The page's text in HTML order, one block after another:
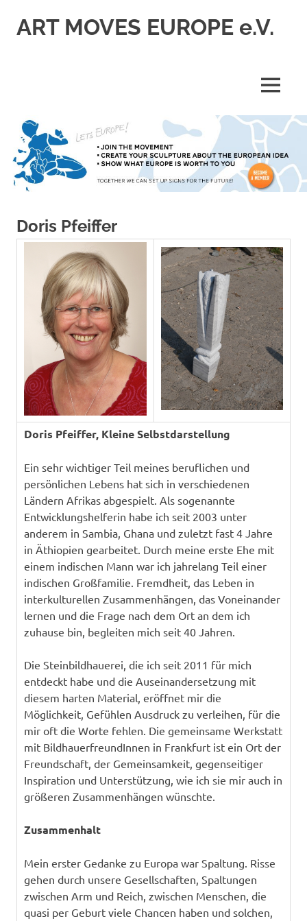
ART MOVES EUROPE e.V.
MENU
Doris Pfeiffer
Doris Pfeiffer, Kleine Selbstdarstellung
Ein sehr wichtiger Teil meines beruflichen und
persönlichen Lebens hat sich in verschiedenen
Ländern Afrikas abgespielt. Als sogenannte
Entwicklungshelferin habe ich seit 2003 unter
anderem in Sambia, Ghana und zuletzt fast 4 Jahre
in Äthiopien gearbeitet. Durch meine erste Ehe mit
einem indischen Mann war ich jahrelang Teil einer
indischen Großfamilie. Fremdheit, das Leben in
interkulturellen Zusammenhängen, das Voneinander
lernen und die Frage nach dem Ort an dem ich
zuhause bin, begleiten mich seit 40 Jahren.
Die Steinbildhauerei, die ich seit 2011 für mich
entdeckt habe und die Auseinandersetzung mit
diesem harten Material, eröffnet mir die
Möglichkeit, Gefühlen Ausdruck zu verleihen, für die
mir oft die Worte fehlen. Die gemeinsame Werkstatt
mit BildhauerfreundInnen in Frankfurt ist ein Ort der
Freundschaft, der Gemeinsamkeit, gegenseitiger
Inspiration und Unterstützung, wie ich sie mir auch in
größeren Zusammenhängen wünschte.
Zusammenhalt
Mein erster Gedanke zu Europa war Spaltung. Risse
gehen durch unsere Gesellschaften, Spaltungen
zwischen Arm und Reich, zwischen Menschen, die
quasi per Geburt viele Chancen haben und solchen,